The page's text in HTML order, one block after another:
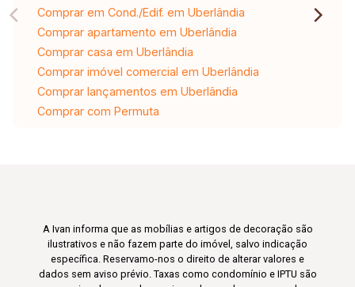
Comprar em Cond./Edif. em Uberlândia
Comprar apartamento em Uberlândia
Comprar casa em Uberlândia
Comprar imóvel comercial em Uberlândia
Comprar lançamentos em Uberlândia
Comprar com Permuta
A Ivan informa que as mobílias e artigos de decoração são
ilustrativos e não fazem parte do imóvel, salvo indicação
específica. Reservamo-nos o direito de alterar valores e
dados sem aviso prévio. Taxas como condomínio e IPTU são